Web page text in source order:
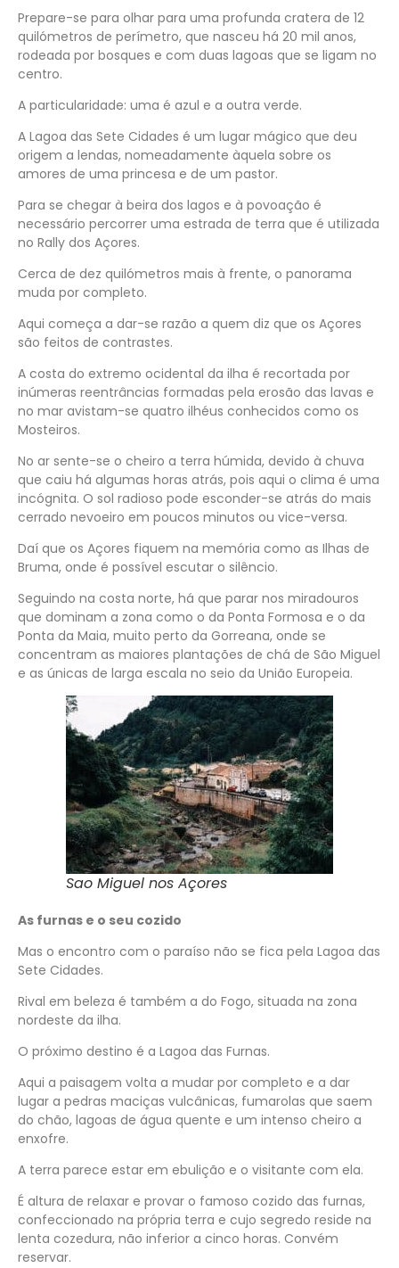
Prepare-se para olhar para uma profunda cratera de 12
quilómetros de perímetro, que nasceu há 20 mil anos,
rodeada por bosques e com duas lagoas que se ligam no
centro.
A particularidade: uma é azul e a outra verde.
A Lagoa das Sete Cidades é um lugar mágico que deu
origem a lendas, nomeadamente àquela sobre os
amores de uma princesa e de um pastor.
Para se chegar à beira dos lagos e à povoação é
necessário percorrer uma estrada de terra que é utilizada
no Rally dos Açores.
Cerca de dez quilómetros mais à frente, o panorama
muda por completo.
Aqui começa a dar-se razão a quem diz que os Açores
são feitos de contrastes.
A costa do extremo ocidental da ilha é recortada por
inúmeras reentrâncias formadas pela erosão das lavas e
no mar avistam-se quatro ilhéus conhecidos como os
Mosteiros.
No ar sente-se o cheiro a terra húmida, devido à chuva
que caiu há algumas horas atrás, pois aqui o clima é uma
incógnita. O sol radioso pode esconder-se atrás do mais
cerrado nevoeiro em poucos minutos ou vice-versa.
Daí que os Açores fiquem na memória como as Ilhas de
Bruma, onde é possível escutar o silêncio.
Seguindo na costa norte, há que parar nos miradouros
que dominam a zona como o da Ponta Formosa e o da
Ponta da Maia, muito perto da Gorreana, onde se
concentram as maiores plantações de chá de São Miguel
e as únicas de larga escala no seio da União Europeia.
Sao Miguel nos Açores
As furnas e o seu cozido
Mas o encontro com o paraíso não se fica pela Lagoa das
Sete Cidades.
Rival em beleza é também a do Fogo, situada na zona
nordeste da ilha.
O próximo destino é a Lagoa das Furnas.
Aqui a paisagem volta a mudar por completo e a dar
lugar a pedras maciças vulcânicas, fumarolas que saem
do chão, lagoas de água quente e um intenso cheiro a
enxofre.
A terra parece estar em ebulição e o visitante com ela.
É altura de relaxar e provar o famoso cozido das furnas,
confeccionado na própria terra e cujo segredo reside na
lenta cozedura, não inferior a cinco horas. Convém
reservar.